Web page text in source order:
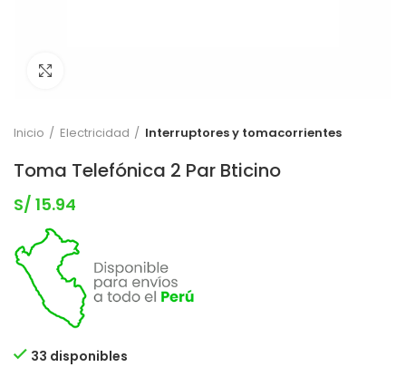
Inicio Electricidad Interruptores y tomacorrientes
Toma Telefónica 2 Par Bticino
S/ 15.94
33 disponibles